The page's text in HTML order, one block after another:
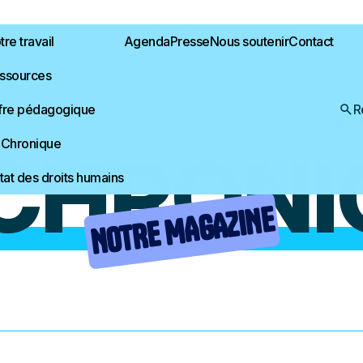
travail
pédagogique
des droits humains
AgendaPresseNous soutenirContact
NOTRE MAGAZINE